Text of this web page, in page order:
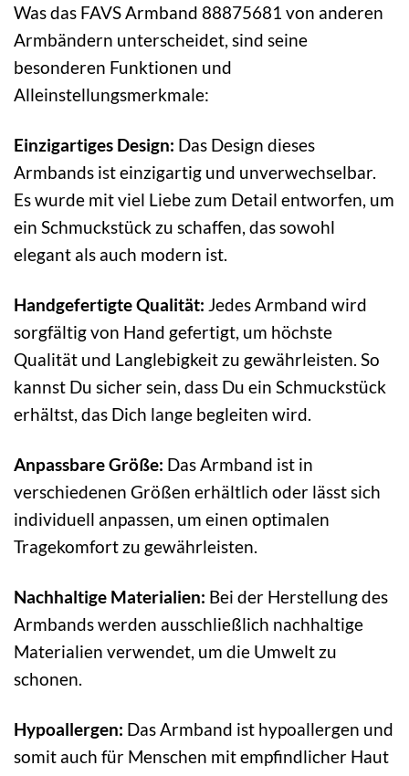
Was das FAVS Armband 88875681 von anderen
Armbändern unterscheidet, sind seine
besonderen Funktionen und
Alleinstellungsmerkmale:
Einzigartiges Design: Das Design dieses
Armbands ist einzigartig und unverwechselbar.
Es wurde mit viel Liebe zum Detail entworfen, um
ein Schmuckstück zu schaffen, das sowohl
elegant als auch modern ist.
Handgefertigte Qualität: Jedes Armband wird
sorgfältig von Hand gefertigt, um höchste
Qualität und Langlebigkeit zu gewährleisten. So
kannst Du sicher sein, dass Du ein Schmuckstück
erhältst, das Dich lange begleiten wird.
Anpassbare Größe: Das Armband ist in
verschiedenen Größen erhältlich oder lässt sich
individuell anpassen, um einen optimalen
Tragekomfort zu gewährleisten.
Nachhaltige Materialien: Bei der Herstellung des
Armbands werden ausschließlich nachhaltige
Materialien verwendet, um die Umwelt zu
schonen.
Hypoallergen: Das Armband ist hypoallergen und
somit auch für Menschen mit empfindlicher Haut